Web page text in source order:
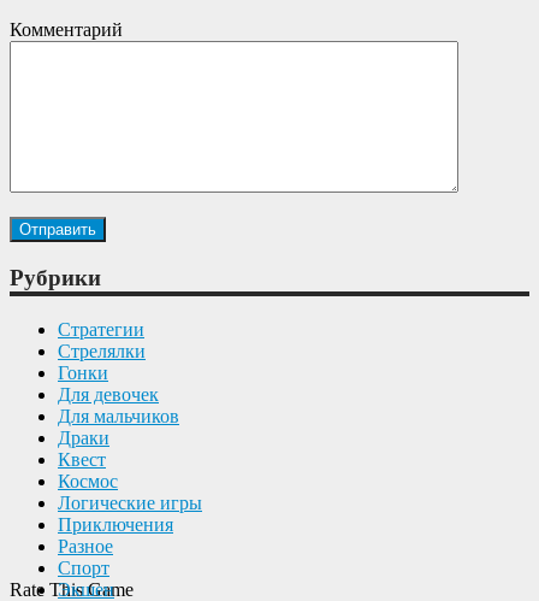
Rate This Game
Комментарий
Рубрики
Cтратегии
Cтрелялки
Гонки
Для девочек
Для мальчиков
Драки
Квест
Космос
Логические игры
Приключения
Разное
Спорт
Экшен